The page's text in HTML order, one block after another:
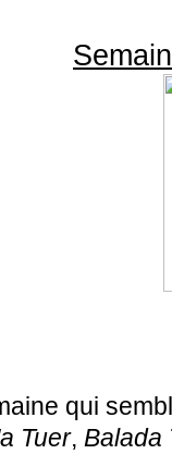
qui
Tuer, Balada